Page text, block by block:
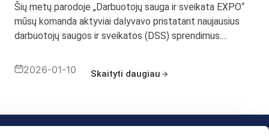
Šių metų parodoje „Darbuotojų sauga ir sveikata EXPO“
mūsų komanda aktyviai dalyvavo pristatant naujausius
darbuotojų saugos ir sveikatos (DSS) sprendimus....
2026-01-10 Skaityti daugiau